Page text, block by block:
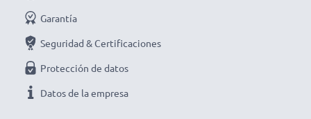
Garantía
Seguridad & Certificaciones
Protección de datos
Datos de la empresa